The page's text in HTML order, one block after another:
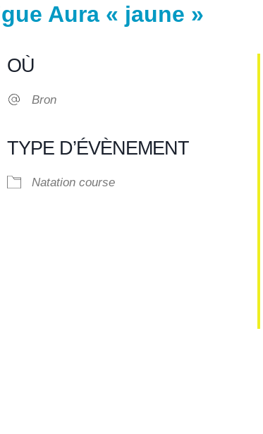
Aura « jaune »
OÙ
Bron
TYPE D’ÉVÈNEMENT
Natation course